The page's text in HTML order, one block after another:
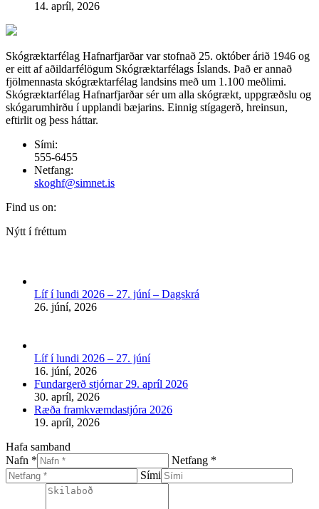
14. apríl, 2026
Skógræktarfélag Hafnarfjarðar var stofnað 25. október árið 1946 og
er eitt af aðildarfélögum Skógræktarfélags Íslands. Það er annað
fjölmennasta skógræktarfélag landsins með um 1.100 meðlimi.
Skógræktarfélag Hafnarfjarðar sér um alla skógrækt, uppgræðslu og
skógarumhirðu í upplandi bæjarins. Einnig stígagerð, hreinsun,
eftirlit og þess háttar.
Sími:
555-6455
Netfang:
skoghf@simnet.is
Find us on:
Facebook
new
window
Nýtt í fréttum
Líf í lundi 2026 – 27. júní – Dagskrá
26. júní, 2026
Líf í lundi 2026 – 27. júní
16. júní, 2026
Fundargerð stjórnar 29. apríl 2026
30. apríl, 2026
Ræða framkvæmdastjóra 2026
19. apríl, 2026
Hafa samband
Nafn *
Netfang *
Sími